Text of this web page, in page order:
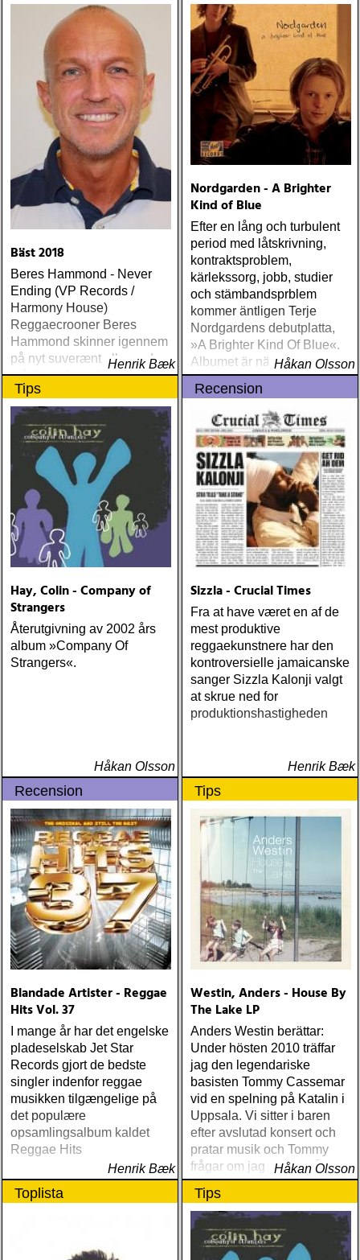
Bäst 2018
Beres Hammond - Never
Ending (VP Records /
Harmony House)
Reggaecrooner Beres
Hammond skinner igennem
på nyt suverænt album, der
måske er hans bedste
gennem tiderne
Henrik Bæk
Nordgarden - A Brighter
Kind of Blue
Efter en lång och turbulent
period med låtskrivning,
kontraktsproblem,
kärlekssorg, jobb, studier
och stämbandsprblem
kommer äntligen Terje
Nordgardens debutplatta,
»A Brighter Kind Of Blue«.
Albumet är nära, enkelt och
ärligt och handlar om
upplevelser och historier
från en ung mans liv
Håkan Olsson
Tips
Hay, Colin - Company of
Strangers
Återutgivning av 2002 års
album »Company Of
Strangers«.
Håkan Olsson
Recension
Sizzla - Crucial Times
Fra at have været en af de
mest produktive
reggaekunstnere har den
kontroversielle jamaicanske
sanger Sizzla Kalonji valgt
at skrue ned for
produktionshastigheden
Henrik Bæk
Recension
Blandade Artister - Reggae
Hits Vol. 37
I mange år har det engelske
pladeselskab Jet Star
Records gjort de bedste
singler indenfor reggae
musikken tilgængelige på
det populære
opsamlingsalbum kaldet
Reggae Hits
Henrik Bæk
Tips
Westin, Anders - House By
The Lake LP
Anders Westin berättar:
Under hösten 2010 träffar
jag den legendariske
basisten Tommy Cassemar
vid en spelning på Katalin i
Uppsala. Vi sitter i baren
efter avslutad konsert och
pratar musik och Tommy
frågar om jag spelar något
instrument
Håkan Olsson
Toplista Tips